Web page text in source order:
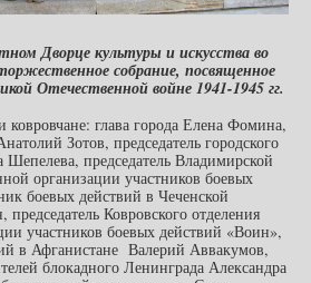
Дворце культуры и искусства во
собрание, посвященное
Отечественной войне 1941-1945 гг.
ковровчане: глава города Елена Фомина,
Зотов, председатель городского
Шепелева, председатель Владимирской
организации участников боевых
боевых действий в Чеченской
Ковровского отделения
участников боевых действий «Воин»,
в Афганистане Валерий Аввакумов,
блокадного Ленинграда Александра